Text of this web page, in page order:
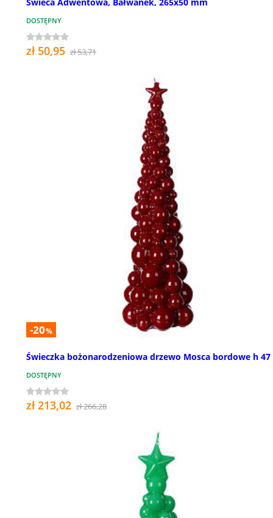
DOSTĘPNY
zł 50,95 zł 53,71
-20%
Świeczka bożonarodzeniowa drzewo Mosca bordowe h 47
DOSTĘPNY
zł 213,02 zł 266,28